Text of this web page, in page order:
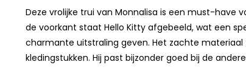
Deze vrolijke trui van Monnalisa is een must-have
de voorkant staat Hello Kitty afgebeeld, wat een
charmante uitstraling geven. Het zachte
kledingstukken. Hij past bijzonder goed bij de